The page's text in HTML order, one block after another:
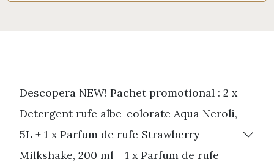
Descopera NEW! Pachet promotional : 2 x
Detergent rufe albe-colorate Aqua Neroli,
5L + 1 x Parfum de rufe Strawberry
Milkshake, 200 ml + 1 x Parfum de rufe